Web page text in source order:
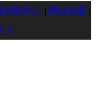
销毁中心 | 网站地图 |
-5